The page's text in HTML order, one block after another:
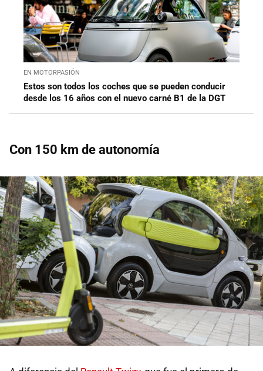
EN MOTORPASIÓN
Estos son todos los coches que se pueden conducir
desde los 16 años con el nuevo carné B1 de la DGT
Con 150 km de autonomía